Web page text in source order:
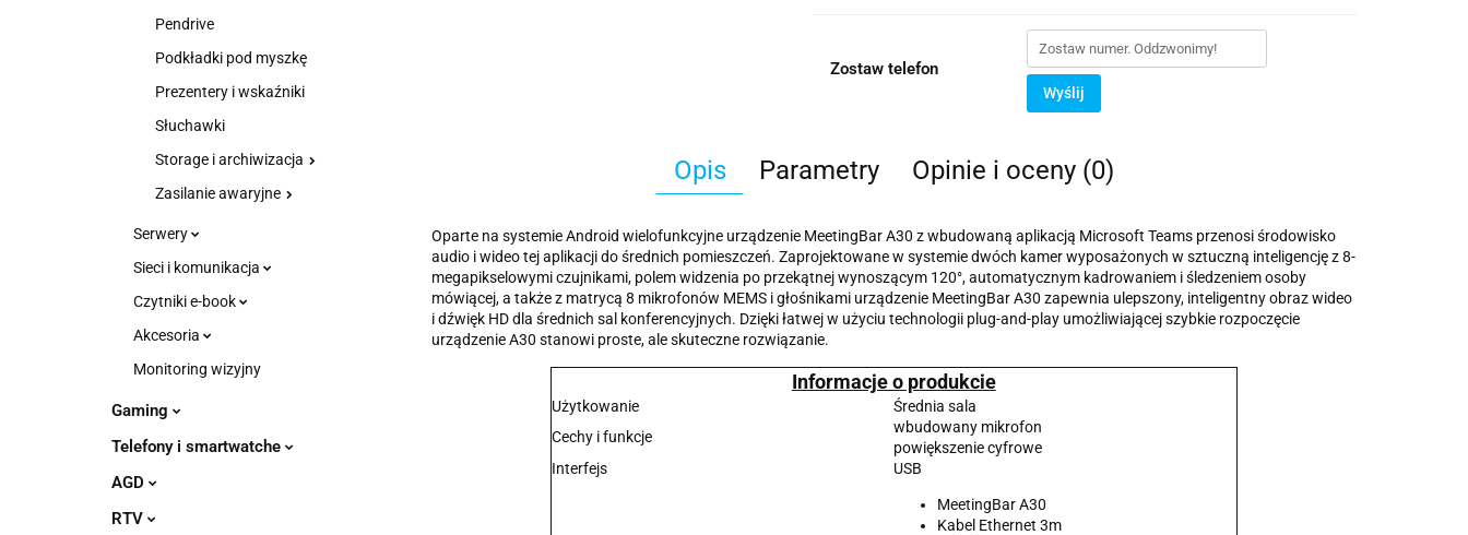
Pendrive
Podkładki pod myszkę
Prezentery i wskaźniki
Słuchawki
Storage i archiwizacja
Zasilanie awaryjne
Serwery
Sieci i komunikacja
Czytniki e-book
Akcesoria
Monitoring wizyjny
Gaming
Telefony i smartwatche
AGD
RTV
Zostaw telefon
Wyślij
Opis Parametry Opinie i oceny (0)
Oparte na systemie Android wielofunkcyjne urządzenie MeetingBar A30 z wbudowaną aplikacją Microsoft Teams przenosi środowisko
audio i wideo tej aplikacji do średnich pomieszczeń. Zaprojektowane w systemie dwóch kamer wyposażonych w sztuczną inteligencję z 8-
megapikselowymi czujnikami, polem widzenia po przekątnej wynoszącym 120°, automatycznym kadrowaniem i śledzeniem osoby
mówiącej, a także z matrycą 8 mikrofonów MEMS i głośnikami urządzenie MeetingBar A30 zapewnia ulepszony, inteligentny obraz wideo
i dźwięk HD dla średnich sal konferencyjnych. Dzięki łatwej w użyciu technologii plug-and-play umożliwiającej szybkie rozpoczęcie
urządzenie A30 stanowi proste, ale skuteczne rozwiązanie.
Informacje o produkcie
Użytkowanie
Średnia sala
Cechy i funkcje
wbudowany mikrofon
powiększenie cyfrowe
Interfejs
USB
MeetingBar A30
Kabel Ethernet 3m